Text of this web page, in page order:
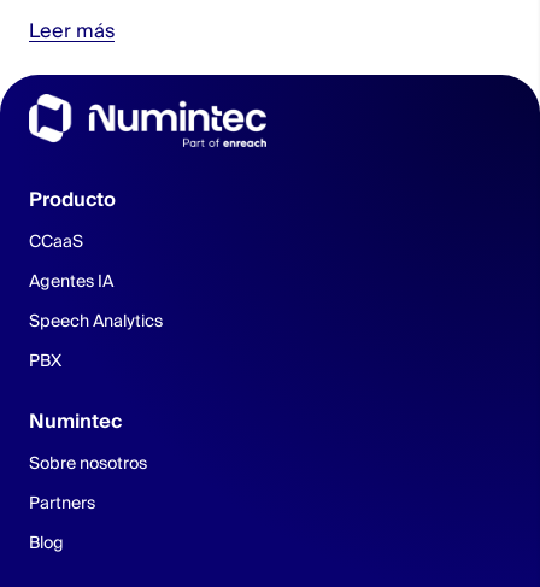
Leer más
Producto
CCaaS
Agentes IA
Speech Analytics
PBX
Numintec
Sobre nosotros
Partners
Blog